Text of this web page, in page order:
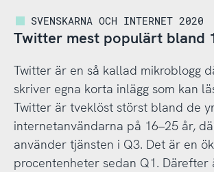
SVENSKARNA OCH INTERNET 2020
Twitter mest populärt bland
Twitter är en så kallad mikroblogg
skriver egna korta inlägg som kan
Twitter är tveklöst störst bland de
internetanvändarna på 16–25 år,
använder tjänsten i Q3. Det är en
procentenheter sedan Q1. Därefter